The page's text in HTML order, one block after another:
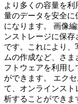
より多くの容量を
量のデータを安全に
になります。 画像
ンストレージに保
です。これにより
ムの作成など、さ
フトウェアを利用し
ができます。 エク
て、オンラインスト
析することができま